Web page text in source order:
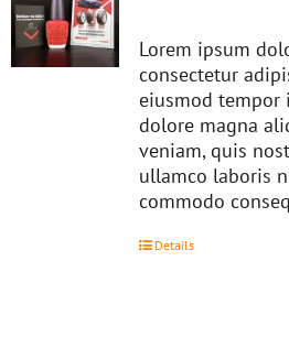
Lorem ipsum
consectetur
eiusmod
dolore magna
veniam, quis
ullamco laboris
commodo
Details